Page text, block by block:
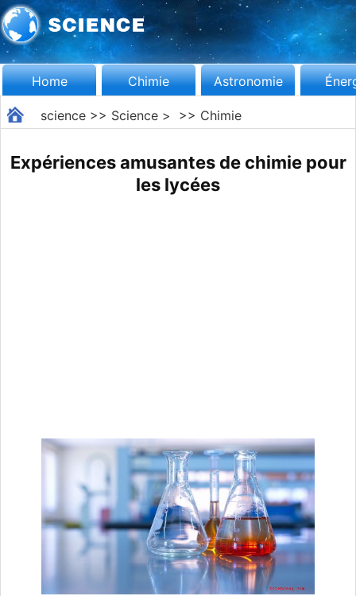
Home Chimie Astronomie
science>> Science> >> Chimie
Expériences amusantes de chimie pour
les lycées